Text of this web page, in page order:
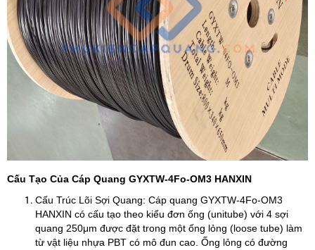
Cấu Tạo Của Cáp Quang GYXTW-4Fo-OM3 HANXIN
Cấu Trúc Lõi Sợi Quang: Cáp quang GYXTW-4Fo-OM3
HANXIN có cấu tạo theo kiểu đơn ống (unitube) với 4 sợi
quang 250μm được đặt trong một ống lỏng (loose tube) làm
từ vật liệu nhựa PBT có mô đun cao. Ống lỏng có đường